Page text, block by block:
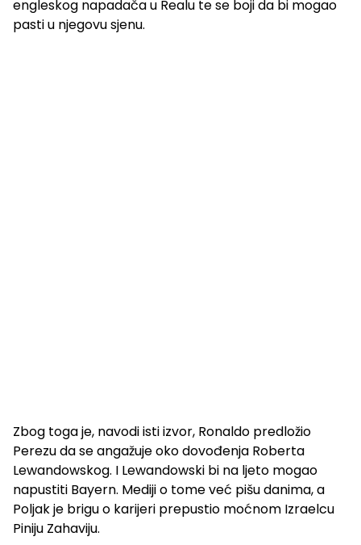
engleskog napadača u Realu te se boji da bi mogao
pasti u njegovu sjenu.
Zbog toga je, navodi isti izvor, Ronaldo predložio
Perezu da se angažuje oko dovođenja Roberta
Lewandowskog. I Lewandowski bi na ljeto mogao
napustiti Bayern. Mediji o tome već pišu danima, a
Poljak je brigu o karijeri prepustio moćnom Izraelcu
Piniju Zahaviju.